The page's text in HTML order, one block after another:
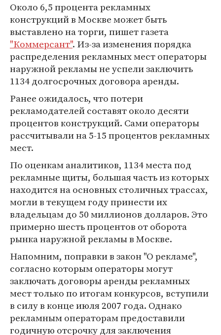
Около 6,5 процента рекламных
конструкций в Москве может быть
выставлено на торги, пишет газета
"Коммерсант". Из-за изменения порядка
распределения рекламных мест операторы
наружной рекламы не успели заключить
1134 долгосрочных договора аренды.
Ранее ожидалось, что потери
рекламодателей составят около десяти
процентов конструкций. Сами операторы
рассчитывали на 5-15 процентов рекламных
мест.
По оценкам аналитиков, 1134 места под
рекламные щиты, большая часть из которых
находится на основных столичных трассах,
могли в текущем году принести их
владельцам до 50 миллионов долларов. Это
примерно шесть процентов от оборота
рынка наружной рекламы в Москве.
Напомним, поправки в закон "О рекламе",
согласно которым операторы могут
заключать договоры аренды рекламных
мест только по итогам конкурсов, вступили
в силу в конце июля 2007 года. Однако
рекламным операторам предоставили
годичную отсрочку для заключения